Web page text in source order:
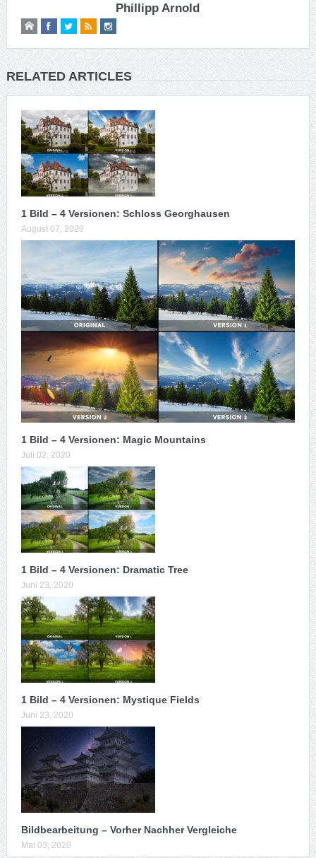
Phillipp Arnold
RELATED ARTICLES
1 Bild – 4 Versionen: Schloss Georghausen
August 07, 2020
1 Bild – 4 Versionen: Magic Mountains
Juli 02, 2020
1 Bild – 4 Versionen: Dramatic Tree
Juni 23, 2020
1 Bild – 4 Versionen: Mystique Fields
Juni 23, 2020
Bildbearbeitung – Vorher Nachher Vergleiche
Mai 03, 2020